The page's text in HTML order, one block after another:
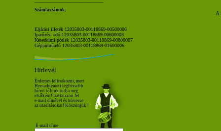
Számlaszámok:
Eljárási illeték 12035803-00118869-00500006
Iparűzési adó 12035803-00118869-00600003
Késedelmi pótlék 12035803-00118869-00800007
Gépjárműadó 12035803-00118869-01600006
Hírlevél
Érdemes feliratkozni, mert
Hernádnémeti legfrissebb
híreit tőlünk tudja meg
elsőként! Iratkozzon fel
e-mail címével és kövesse
az utasításokat! Köszönjük!
E-mail címe
A